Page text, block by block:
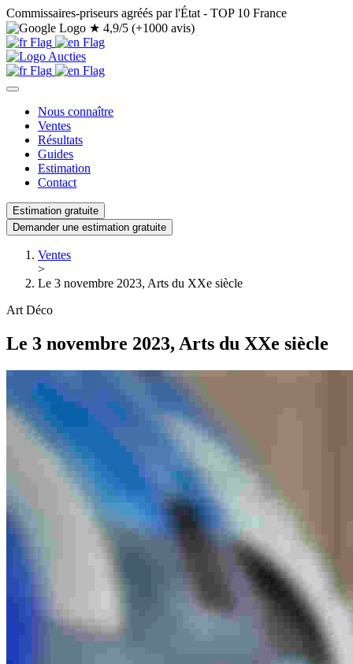
Commissaires-priseurs agréés par l'État - TOP 10 France
★ 4,9/5 (+1000 avis)
Nous connaître
Ventes
Résultats
Guides
Estimation
Contact
Estimation gratuite
Demander une estimation gratuite
Ventes
>
Le 3 novembre 2023, Arts du XXe siècle
Art Déco
Le 3 novembre 2023, Arts du XXe siècle